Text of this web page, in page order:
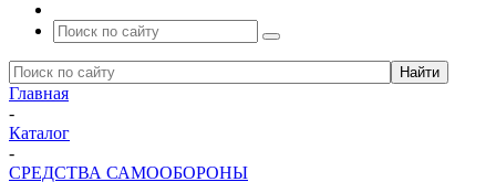
Главная
-
Каталог
-
СРЕДСТВА САМООБОРОНЫ